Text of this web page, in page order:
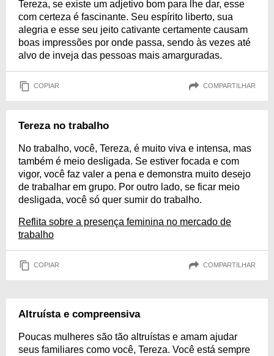
Tereza, se existe um adjetivo bom para lhe dar, esse
com certeza é fascinante. Seu espírito liberto, sua
alegria e esse seu jeito cativante certamente causam
boas impressões por onde passa, sendo às vezes até
alvo de inveja das pessoas mais amarguradas.
COPIAR COMPARTILHAR
Tereza no trabalho
No trabalho, você, Tereza, é muito viva e intensa, mas
também é meio desligada. Se estiver focada e com
vigor, você faz valer a pena e demonstra muito desejo
de trabalhar em grupo. Por outro lado, se ficar meio
desligada, você só quer sumir do trabalho.
Reflita sobre a presença feminina no mercado de
trabalho
COPIAR COMPARTILHAR
Altruísta e compreensiva
Poucas mulheres são tão altruístas e amam ajudar
seus familiares como você, Tereza. Você está sempre